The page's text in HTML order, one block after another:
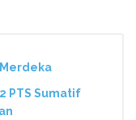
Merdeka
PTS Sumatif